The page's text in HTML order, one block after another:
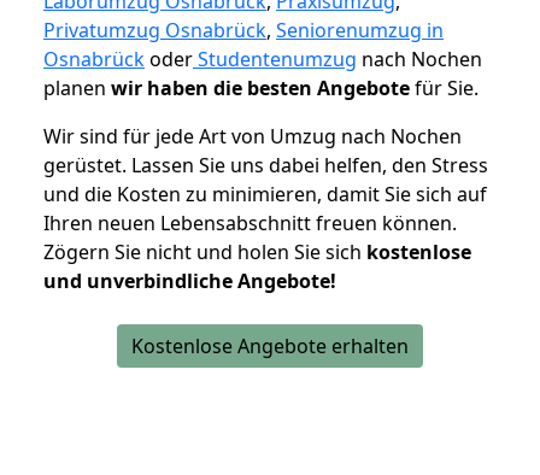
Privatumzug Osnabrück, Seniorenumzug in
OsnabrückoderStudentenumzug nach Nochen
planen wir haben die besten Angebotefür Sie.
Wir sind für jede Art von Umzug nach Nochen
gerüstet. Lassen Sie uns dabei helfen, den Stress
und die Kosten zu minimieren, damit Sie sich auf
Ihren neuen Lebensabschnitt freuen können.
Zögern Sie nicht und holen Sie sich kostenlose
und unverbindliche Angebote!
Kostenlose Angebote erhalten